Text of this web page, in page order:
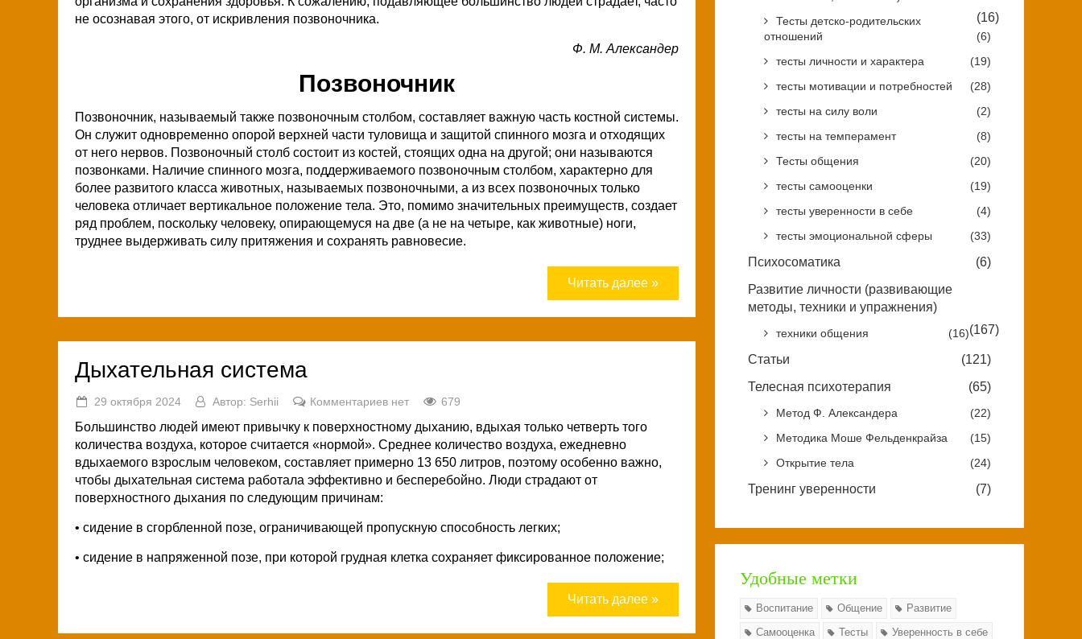
не осознавая этого, от искривления позвоночника.
Ф. М. Александер
Позвоночник
Позвоночник, называемый также позвоночным столбом, составляет важную часть костной системы.
Он служит одновременно опорой верхней части туловища и защитой спинного мозга и отходящих
от него нервов. Позвоночный столб состоит из костей, стоящих одна на другой; они называются
позвонками. Наличие спинного мозга, поддерживаемого позвоночным столбом, характерно для
более развитого класса животных, называемых позвоночными, а из всех позвоночных только
человека отличает вертикальное положение тела. Это, помимо значительных преимуществ, создает
ряд проблем, поскольку человеку, опирающемуся на две (а не на четыре, как животные) ноги,
труднее выдерживать силу притяжения и сохранять равновесие.
Читать далее »
Дыхательная система
29 октября 2024 Автор: Serhii Комментариев нет 679
Большинство людей имеют привычку к поверхностному дыханию, вдыхая только четверть того
количества воздуха, которое считается «нормой». Среднее количество воздуха, ежедневно
вдыхаемого взрослым человеком, составляет примерно 13 650 литров, поэтому особенно важно,
чтобы дыхательная система работала эффективно и бесперебойно. Люди страдают от
поверхностного дыхания по следующим причинам:
• сидение в сгорбленной позе, ограничивающей пропускную способность легких;
• сидение в напряженной позе, при которой грудная клетка сохраняет фиксированное положение;
Читать далее »
(16)
Тесты детско-родительских
отношений
(6)
тесты личности и характера
(19)
тесты мотивации и потребностей
(28)
тесты на силу воли
(2)
тесты на темперамент
(8)
Тесты общения
(20)
тесты самооценки
(19)
тесты уверенности в себе
(4)
тесты эмоциональной сферы
(33)
Психосоматика
(6)
Развитие личности (развивающие
методы, техники и упражнения)
(167)
техники общения (16)
Статьи
(121)
Телесная психотерапия
(65)
Метод Ф. Александера
(22)
Методика Моше Фельденкрайза
(15)
Открытие тела
(24)
Тренинг уверенности (7)
Удобные метки
Воспитание Общение
Развитие
Самооценка
Тесты
Уверенность в себе